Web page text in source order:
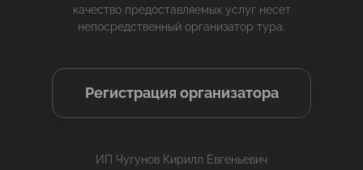
качество предоставляемых услуг несет
непосредственный организатор тура.
Регистрация организатора
ИП Чугунов Кирилл Евгеньевич